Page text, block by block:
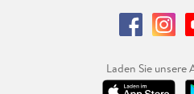
Laden Sie unsere